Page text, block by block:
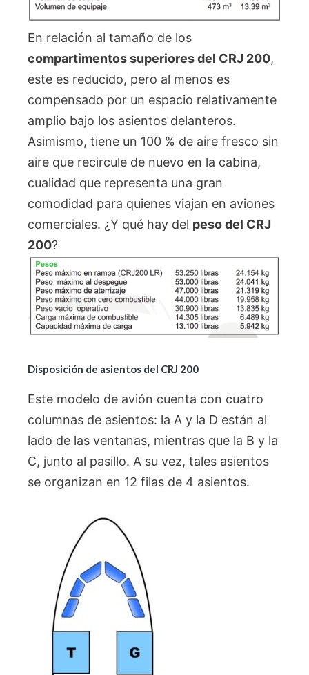
En relación al tamaño de los
compartimentos superiores del CRJ 200,
este es reducido, pero al menos es
compensado por un espacio relativamente
amplio bajo los asientos delanteros.
Asimismo, tiene un 100 % de aire fresco sin
aire que recircule de nuevo en la cabina,
cualidad que representa una gran
comodidad para quienes viajan en aviones
comerciales. ¿Y qué hay del peso del CRJ
200?
Disposición de asientos del CRJ 200
Este modelo de avión cuenta con cuatro
columnas de asientos: la A y la D están al
lado de las ventanas, mientras que la B y la
C, junto al pasillo. A su vez, tales asientos
se organizan en 12 filas de 4 asientos.